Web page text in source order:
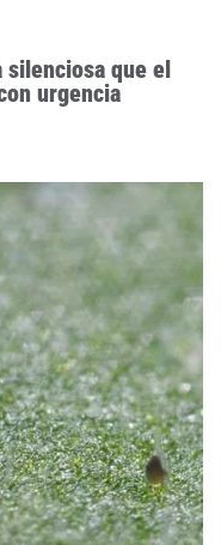
silenciosa que el
urgencia